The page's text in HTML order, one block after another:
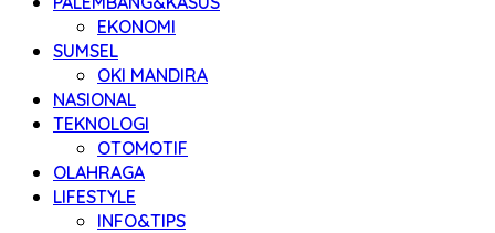
EKONOMI
SUMSEL
OKI MANDIRA
NASIONAL
TEKNOLOGI
OTOMOTIF
OLAHRAGA
LIFESTYLE
INFO&TIPS